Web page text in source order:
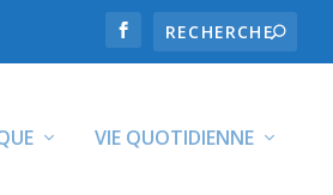
VIE QUOTIDIENNE